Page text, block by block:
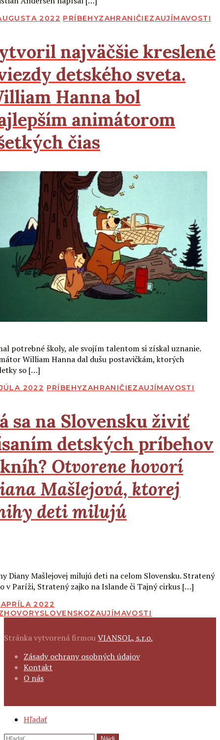
2022 PRÍBEHYZAHRANIČIEZAUJÍMAVOSTI
najväčšie kreslené
detského sveta.
Hanna bol
animátorom
čias
potrebné školy, ale svojím talentom si získal uznanie.
William Hanna dal dušu postavičkám, ktorých
so […]
2022 PRÍBEHYZAHRANIČIEZAUJÍMAVOSTI
sa na Slovensku živiť
detských príbehov
Otvorene hovorí
Mašlejová, ktorej
deti milujú
Diany Mašlejovej milujú deti na celom Slovensku. Stratený
v Paríži, Stratený zajko na Islande či Tajný cirkus […]
2022
SLOVENSKOZAUJÍMAVOSTI
Stránka vytvorená firmou VIANSOL, s.r.o.
FOOTER
NAVIGATION
Zásady ochrany osobných údajov
Kontakt
O nás
SECONDARY
Hľadať
Hľadať: